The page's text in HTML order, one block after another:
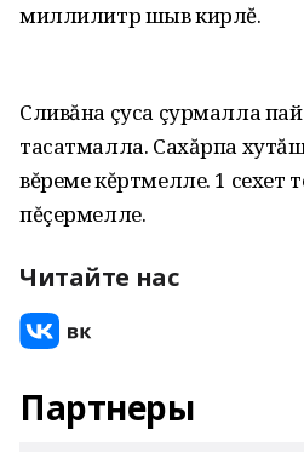
миллилитр шыв кирлĕ.
Сливăна çуса çурмалла
тасатмалла. Сахăрпа
вĕреме кĕртмелле. 1 сехет
пĕçермелле.
Читайте нас
Партнеры